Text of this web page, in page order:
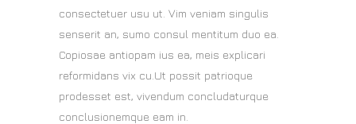
consectetuer usu ut. Vim veniam singulis
senserit an, sumo consul mentitum duo ea.
Copiosae antiopam ius ea, meis explicari
reformidans vix cu.Ut possit patrioque
prodesset est, vivendum concludaturque
conclusionemque eam in.